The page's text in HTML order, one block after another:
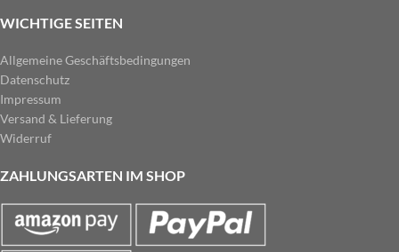
WICHTIGE SEITEN
Allgemeine Geschäftsbedingungen
Datenschutz
Impressum
Versand & Lieferung
Widerruf
ZAHLUNGSARTEN IM SHOP